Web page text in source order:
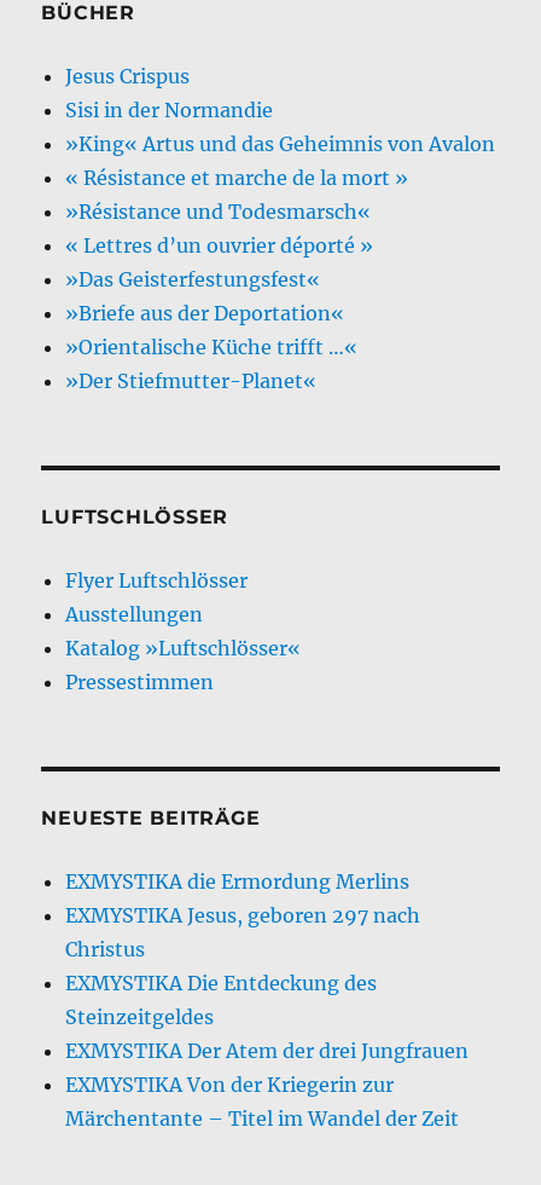
BÜCHER
Jesus Crispus
Sisi in der Normandie
»King« Artus und das Geheimnis von Avalon
« Résistance et marche de la mort »
»Résistance und Todesmarsch«
« Lettres d’un ouvrier déporté »
»Das Geisterfestungsfest«
»Briefe aus der Deportation«
»Orientalische Küche trifft …«
»Der Stiefmutter-Planet«
LUFTSCHLÖSSER
Flyer Luftschlösser
Ausstellungen
Katalog »Luftschlösser«
Pressestimmen
NEUESTE BEITRÄGE
EXMYSTIKA die Ermordung Merlins
EXMYSTIKA Jesus, geboren 297 nach
Christus
EXMYSTIKA Die Entdeckung des
Steinzeitgeldes
EXMYSTIKA Der Atem der drei Jungfrauen
EXMYSTIKA Von der Kriegerin zur
Märchentante – Titel im Wandel der Zeit